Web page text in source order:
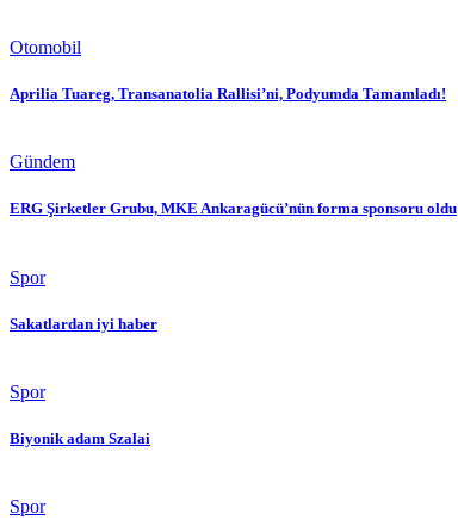
Otomobil
Aprilia Tuareg, Transanatolia Rallisi’ni, Podyumda Tamamladı!
Gündem
ERG Şirketler Grubu, MKE Ankaragücü’nün forma sponsoru oldu
Spor
Sakatlardan iyi haber
Spor
Biyonik adam Szalai
Spor